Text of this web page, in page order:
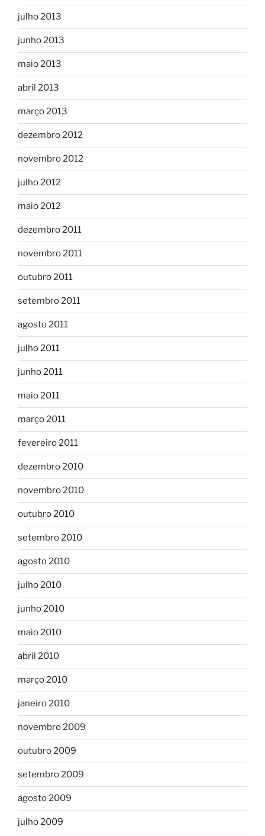
julho 2013
junho 2013
maio 2013
abril 2013
março 2013
dezembro 2012
novembro 2012
julho 2012
maio 2012
dezembro 2011
novembro 2011
outubro 2011
setembro 2011
agosto 2011
julho 2011
junho 2011
maio 2011
março 2011
fevereiro 2011
dezembro 2010
novembro 2010
outubro 2010
setembro 2010
agosto 2010
julho 2010
junho 2010
maio 2010
abril 2010
março 2010
janeiro 2010
novembro 2009
outubro 2009
setembro 2009
agosto 2009
julho 2009